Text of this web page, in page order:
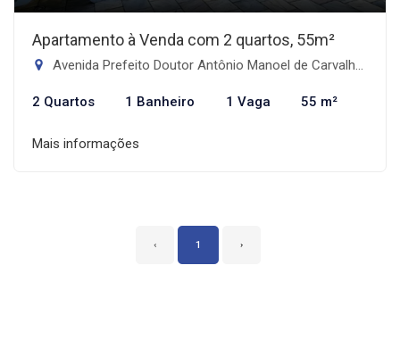
Apartamento à Venda com 2 quartos, 55m²
Avenida Prefeito Doutor Antônio Manoel de Carvalho - Morro Nova Cintra, Santos-SP
2 Quartos 1 Banheiro 1 Vaga 55 m²
Mais informações
‹ 1 ›